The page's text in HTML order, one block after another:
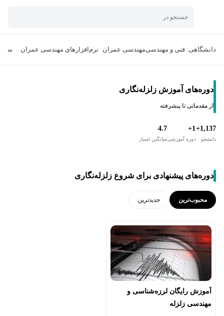
جستجو در
دانشگاهی: فنی و مهندسیمهندسی عمران نرم‌افزارهای مهندسی عمران
دوره‌های آموزش زلزله‌نگاری
از مقدماتی تا پیشرفته
1,137+
دانشجو
1+
دوره آموزشی
4.7
میانگین امتیاز
دوره‌های پیشنهادی برای شروع زلزله‌نگاری
محبوب‌ترین جدید‌ترین
آموزش رایگان لرزه‌شناسی و
مهندسی زلزله